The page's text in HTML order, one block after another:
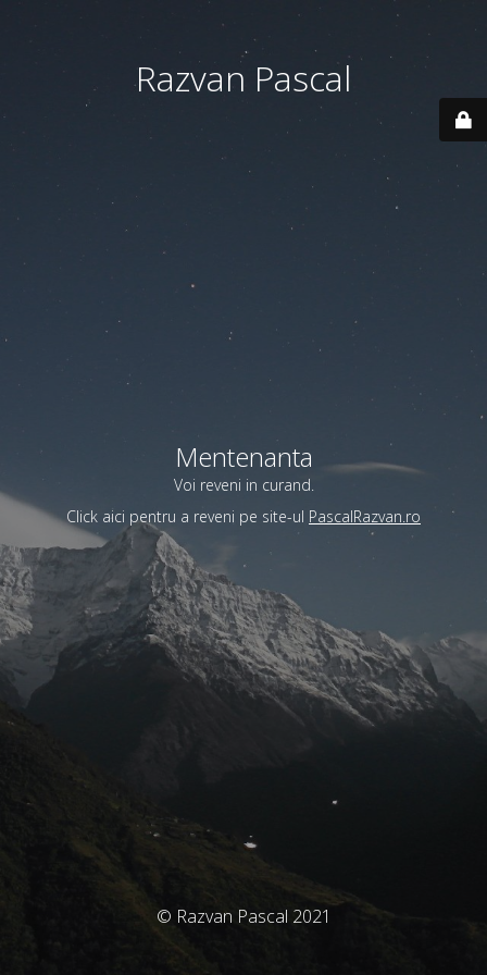
Razvan Pascal
Mentenanta
Voi reveni in curand.
Click aici pentru a reveni pe site-ul PascalRazvan.ro
© Razvan Pascal 2021